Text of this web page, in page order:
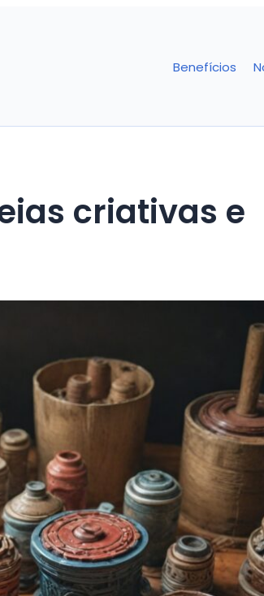
Benefícios
criativas e